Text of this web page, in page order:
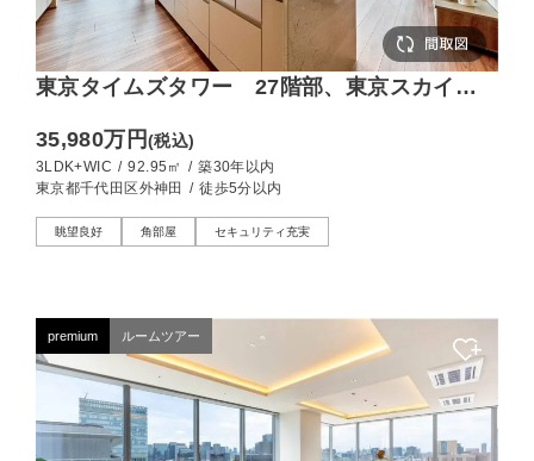
東京タイムズタワー 27階部、東京スカイツ
35,980万円(税込)
3LDK+WIC / 92.95㎡ / 築30年以内
東京都千代田区外神田 / 徒歩5分以内
眺望良好 角部屋 セキュリティ充実
premium ルームツアー